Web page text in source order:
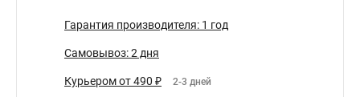
Гарантия производителя: 1 год
Самовывоз: 2 дня
Курьером от 490 ₽ 2-3 дней